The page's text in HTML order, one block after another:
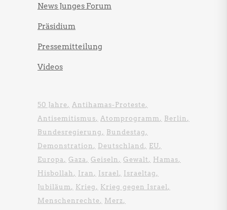
News Junges Forum
Präsidium
Pressemitteilung
Videos
50 Jahre
Antihamas-Proteste
Antisemitismus
Atomprogramm
Berlin
Bundesregierung
Bundestag
Demonstration
Deutschland
EU
Europa
Gaza Geiseln Gewalt
Hamas
Hisbollah
Iran Israel
Israeltag
Jubiläum
Krieg
Krieg gegen Israel
Menschenrechte
Merz